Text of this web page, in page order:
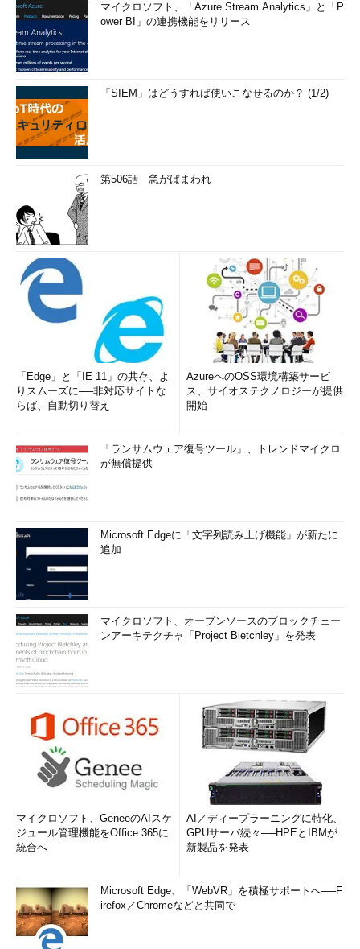
マイクロソフト、「Azure Stream Analytics」と「P
ower BI」の連携機能をリリース
「SIEM」はどうすれば使いこなせるのか？ (1/2)
第506話 急がばまわれ
「Edge」と「IE 11」の共存、よ
りスムーズに──非対応サイトな
らば、自動切り替え
AzureへのOSS環境構築サービ
ス、サイオステクノロジーが提供
開始
「ランサムウェア復号ツール」、トレンドマイクロ
が無償提供
Microsoft Edgeに「文字列読み上げ機能」が新たに
追加
マイクロソフト、オープンソースのブロックチェー
ンアーキテクチャ「Project Bletchley」を発表
マイクロソフト、GeneeのAIスケ
ジュール管理機能をOffice 365に
統合へ
AI／ディープラーニングに特化、
GPUサーバ続々──HPEとIBMが
新製品を発表
Microsoft Edge、「WebVR」を積極サポートへ──F
irefox／Chromeなどと共同で